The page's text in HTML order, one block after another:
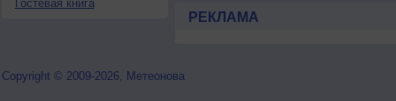
Гостевая книга
РЕКЛАМА
Copyright © 2009-2026, Метеонова